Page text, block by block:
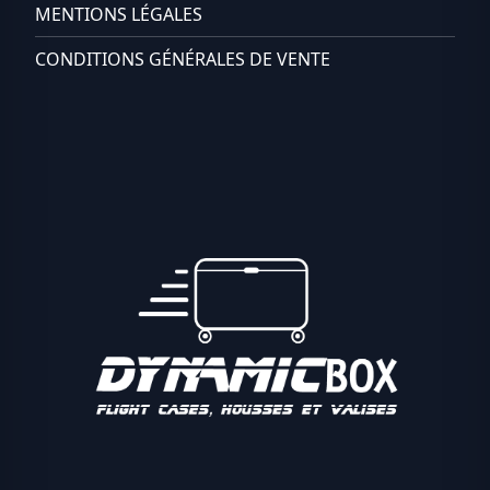
MENTIONS LÉGALES
CONDITIONS GÉNÉRALES DE VENTE